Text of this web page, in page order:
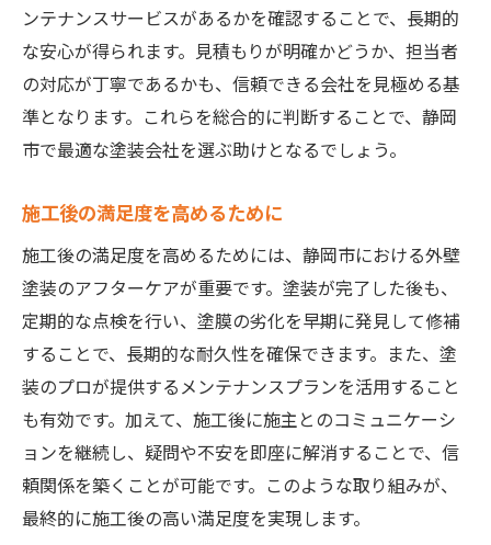
ンテナンスサービスがあるかを確認することで、長期的
な安心が得られます。見積もりが明確かどうか、担当者
の対応が丁寧であるかも、信頼できる会社を見極める基
準となります。これらを総合的に判断することで、静岡
市で最適な塗装会社を選ぶ助けとなるでしょう。
施工後の満足度を高めるために
施工後の満足度を高めるためには、静岡市における外壁
塗装のアフターケアが重要です。塗装が完了した後も、
定期的な点検を行い、塗膜の劣化を早期に発見して修補
することで、長期的な耐久性を確保できます。また、塗
装のプロが提供するメンテナンスプランを活用すること
も有効です。加えて、施工後に施主とのコミュニケーシ
ョンを継続し、疑問や不安を即座に解消することで、信
頼関係を築くことが可能です。このような取り組みが、
最終的に施工後の高い満足度を実現します。